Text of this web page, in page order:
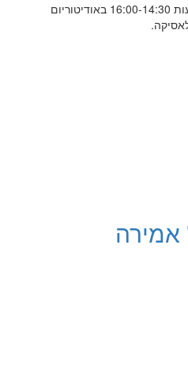
שם-טוב לוי בעיבודים חדשים לשיריו: מפגש עם היוצר ביום רביעי 25 באוקטובר 2017 בשעות 16:00-14:30 באודיטוריום
אמירה